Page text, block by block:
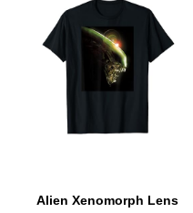
Alien Xenomorph Lens